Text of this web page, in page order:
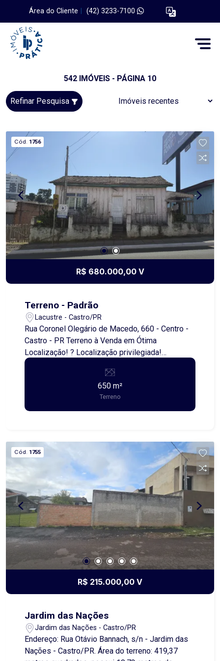
Área do Cliente (42) 3233-7100
542 IMÓVEIS - PÁGINA 10
Refinar Pesquisa
Cód. 1756
R$ 680.000,00 V
Terreno - Padrão
Lacustre - Castro/PR
Rua Coronel Olegário de Macedo, 660 - Centro -
Castro - PR Terreno à Venda em Ótima
Localização! ? Localização privilegiada!
Excelente oportunidade para quem busca investir
ou construir. Terreno plano com 650 m², ideal para
residência, comércio ou empreendimento. ?
Destaques do imóvel: ? Área total: 650 m² ?
Terreno amplo e bem localizado ? Fácil acesso a
Documentação em dia, pronto para transferência.
Entre em contato e agende uma visita!
650 m²
Terreno
Cód. 1755
R$ 215.000,00 V
Jardim das Nações
Jardim das Nações - Castro/PR
Endereço: Rua Otávio Bannach, s/n - Jardim das
Nações - Castro/PR. Área do terreno: 419,37